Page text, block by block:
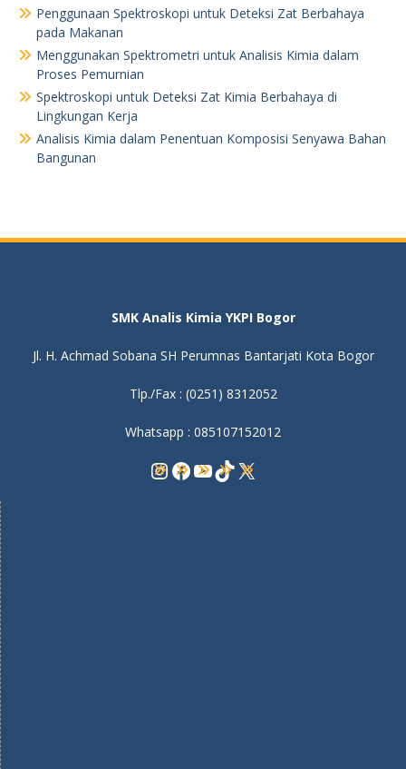
Penggunaan Spektroskopi untuk Deteksi Zat Berbahaya
pada Makanan
Menggunakan Spektrometri untuk Analisis Kimia dalam
Proses Pemurnian
Spektroskopi untuk Deteksi Zat Kimia Berbahaya di
Lingkungan Kerja
Analisis Kimia dalam Penentuan Komposisi Senyawa Bahan
Bangunan
SMK Analis Kimia YKPI Bogor
Jl. H. Achmad Sobana SH Perumnas Bantarjati Kota Bogor
Tlp./Fax : (0251) 8312052
Whatsapp : 085107152012
Instagram
Facebook
YouTube
TikTok
X